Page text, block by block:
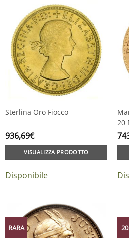
Sterlina Oro Fiocco
936,69€
VISUALIZZA PRODOTTO
Disponibile
20
RARA